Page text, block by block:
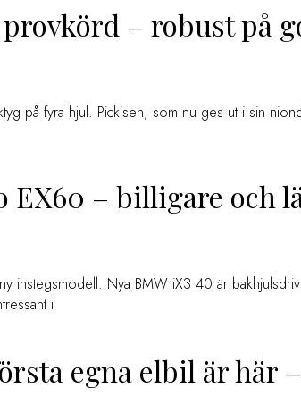
– robust på
på fyra hjul. Pickisen, som nu ges ut i sin
EX60 – billigare och
instegsmodell. Nya BMW iX3 40 är
i
egna elbil är här